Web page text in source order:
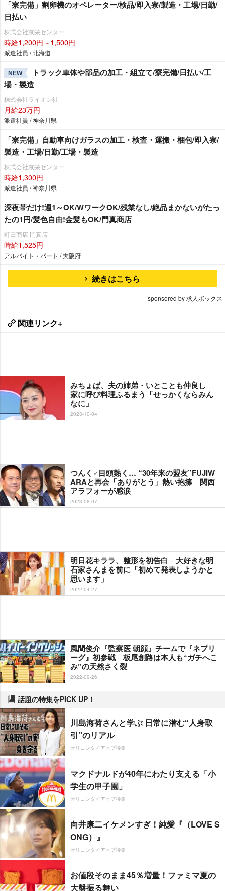
「寮完備」割卵機のオペレーター/検品/即入寮/製造・工場/日勤/
日払い
株式会社京栄センター
時給1,200円～1,500円
派遣社員 / 北海道
NEW
トラック車体や部品の加工・組立て/寮完備/日払い/工
場・製造
株式会社ライオン社
月給23万円
派遣社員 / 神奈川県
「寮完備」自動車向けガラスの加工・検査・運搬・梱包/即入寮/
製造・工場/日勤/工場・製造
株式会社京栄センター
時給1,300円
派遣社員 / 神奈川県
深夜帯だけ!週1～OK/WワークOK/残業なし/絶品まかないがたっ
たの1円/髪色自由!金髪もOK/門真商店
町田商店 門真店
時給1,525円
アルバイト・パート / 大阪府
続きはこちら
sponsored by 求人ボックス
関連リンク+
みちょぱ、夫の姉弟・いとことも仲良し
家に呼び料理ふるまう「せっかくならみん
なに」
2023-10-04
つんく♂目頭熱く… “30年来の盟友”FUJIW
ARAと再会「ありがとう」熱い抱擁 関西
アラフォーが感涙
2023-08-07
明日花キララ、整形を初告白 大好きな明
石家さんまを前に「初めて発表しようかと
思います」
2022-04-27
風間俊介『監察医 朝顔』チームで『ネプリ
ーグ』初参戦 板尾創路は本人も“ガチへこ
み”の天然さく裂
2022-09-26
話題の特集をPICK UP！
川島海荷さんと学ぶ 日常に潜む“人身取
引”のリアル
オリコンタイアップ特集
マクドナルドが40年にわたり支える「小
学生の甲子園」
オリコンタイアップ特集
向井康二イケメンすぎ！純愛『（LOVE S
ONG）』
オリコンタイアップ特集
お値段そのまま45％増量！ファミマ夏の
大盤振る舞い